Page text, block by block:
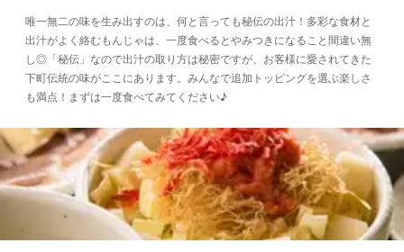
唯一無二の味を生み出すのは、何と言っても秘伝の出汁！多彩な食材と
出汁がよく絡むもんじゃは、一度食べるとやみつきになること間違い無
し◎「秘伝」なので出汁の取り方は秘密ですが、お客様に愛されてきた
下町伝統の味がここにあります。みんなで追加トッピングを選ぶ楽しさ
も満点！まずは一度食べてみてください♪